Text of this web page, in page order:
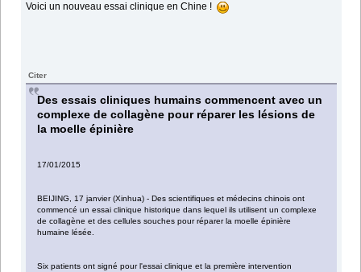
Voici un nouveau essai clinique en Chine !
Citer
Des essais cliniques humains commencent avec un
complexe de collagène pour réparer les lésions de
la moelle épinière
17/01/2015
BEIJING, 17 janvier (Xinhua) - Des scientifiques et médecins chinois ont
commencé un essai clinique historique dans lequel ils utilisent un complexe
de collagène et des cellules souches pour réparer la moelle épinière
humaine lésée.
Six patients ont signé pour l'essai clinique et la première intervention